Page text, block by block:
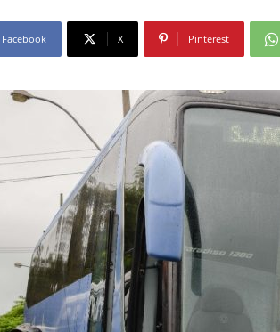
Facebook X Pinterest